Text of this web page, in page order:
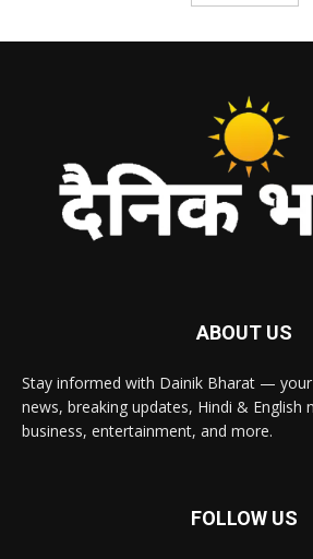
ABOUT US
Stay informed with Dainik Bharat —
news, breaking updates, Hindi & English
business, entertainment, and more.
FOLLOW US